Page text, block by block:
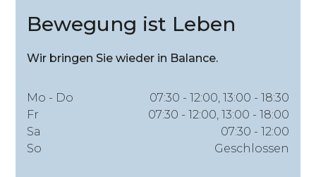
Bewegung ist Leben
Wir bringen Sie wieder in Balance.
Mo - Do
07:30 - 12:00, 13:00 - 18:30
Fr
07:30 - 12:00, 13:00 - 18:00
Sa
07:30 - 12:00
So
Geschlossen